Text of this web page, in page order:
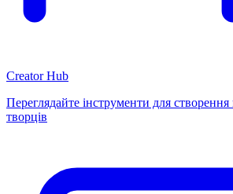
Creator Hub
Переглядайте інструменти для створення
творців